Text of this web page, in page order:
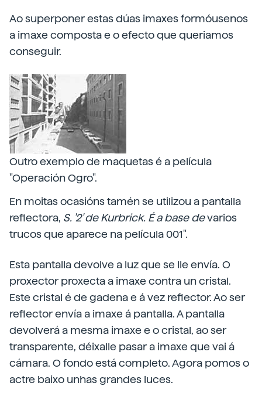
Ao superponer estas dúas imaxes formóusenos
a imaxe composta e o efecto que queriamos
conseguir.
Outro exemplo de maquetas é a película
"Operación Ogro".
En moitas ocasións tamén se utilizou a pantalla
reflectora, S. '2' de Kurbrick. É a base devarios
trucos que aparece na película 001".
Esta pantalla devolve a luz que se lle envía. O
proxector proxecta a imaxe contra un cristal.
Este cristal é de gadena e á vez reflector. Ao ser
reflector envía a imaxe á pantalla. A pantalla
devolverá a mesma imaxe e o cristal, ao ser
transparente, déixalle pasar a imaxe que vai á
cámara. O fondo está completo. Agora pomos o
actre baixo unhas grandes luces.